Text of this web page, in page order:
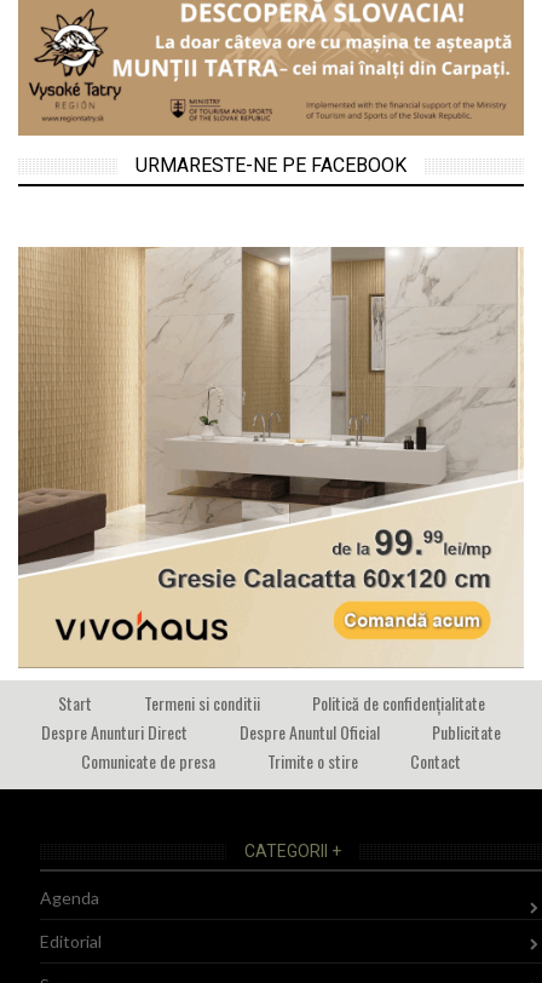
URMARESTE-NE PE FACEBOOK
Start Termeni si conditii
Politică de confidențialitate
Despre Anunturi Direct
Despre Anuntul Oficial
Publicitate
Comunicate de presa
Trimite o stire Contact
CATEGORII +
Agenda
Editorial